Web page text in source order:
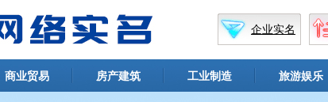
企业实名
商业贸易 房产建筑 工业制造 旅游娱乐